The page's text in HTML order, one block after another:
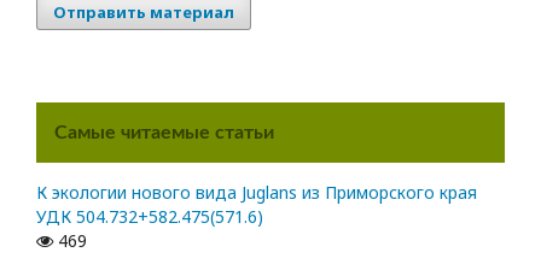
Отправить материал
Самые читаемые статьи
К экологии нового вида Juglans из Приморского края
УДК 504.732+582.475(571.6)
469